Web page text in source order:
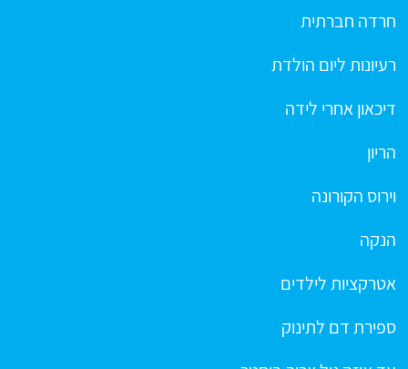
חרדה חברתית
רעיונות ליום הולדת
דיכאון אחרי לידה
הריון
וירוס הקורונה
הנקה
אטרקציות לילדים
ספירת דם לתינוק